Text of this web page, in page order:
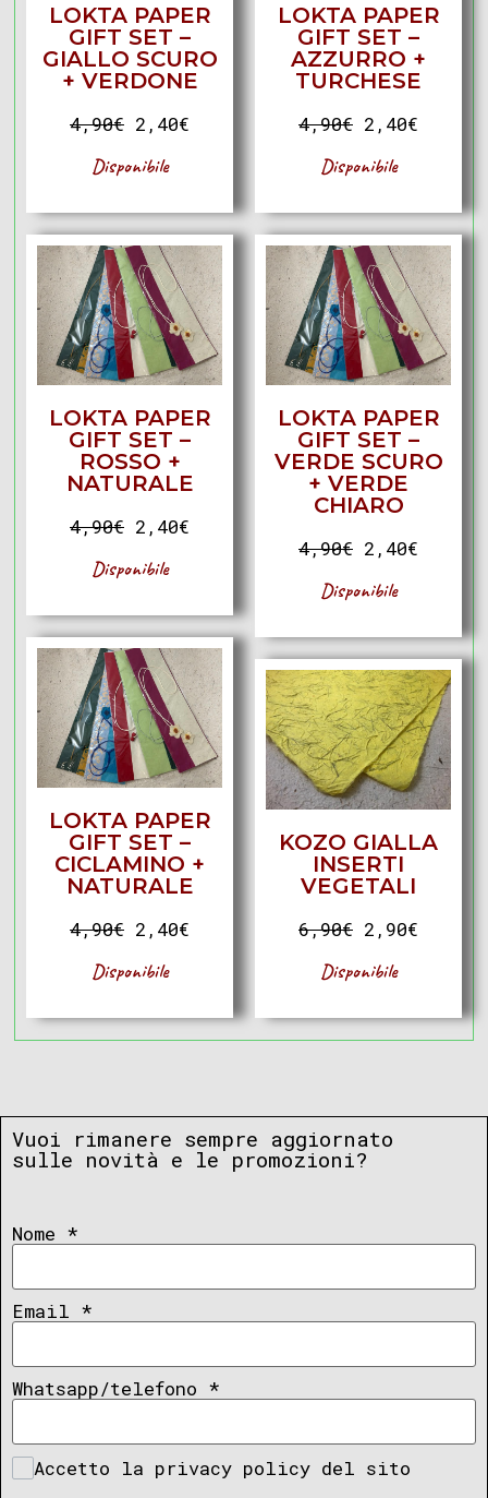
LOKTA PAPER
GIFT SET –
GIALLO SCURO
+ VERDONE
4,90€ 2,40€
Disponibile
LOKTA PAPER
GIFT SET –
AZZURRO +
TURCHESE
4,90€ 2,40€
Disponibile
LOKTA PAPER
GIFT SET –
ROSSO +
NATURALE
4,90€ 2,40€
Disponibile
LOKTA PAPER
GIFT SET –
VERDE SCURO
+ VERDE
CHIARO
4,90€ 2,40€
Disponibile
LOKTA PAPER
GIFT SET –
CICLAMINO +
NATURALE
4,90€ 2,40€
Disponibile
KOZO GIALLA
INSERTI
VEGETALI
6,90€ 2,90€
Disponibile
Vuoi rimanere sempre aggiornato
sulle novità e le promozioni?
Nome *
Email *
Whatsapp/telefono *
Accetto la privacy policy del sito